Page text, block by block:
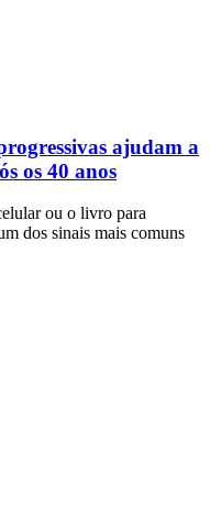
ajudam a
os 40 anos
ou o livro para
dos sinais mais comuns